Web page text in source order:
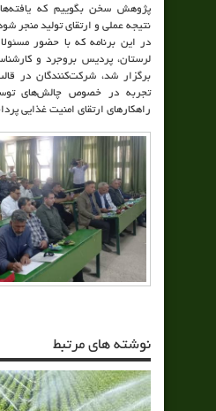
پژوهش سخن بگوییم که
نتیجه عملی و ارتقای تولید منجر
در این برنامه که با حضور
لرستان، پردیس بروجرد و
برگزار شد، شرکت‌کنندگان در
تجربه در خصوص چالش‌های
راهکارهای ارتقای امنیت غذایی
نوشته های مرتبط